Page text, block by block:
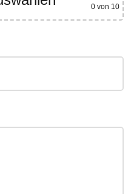
0 von 10